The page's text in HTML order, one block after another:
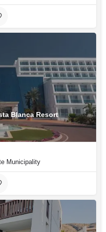
Blanca Resort
Municipality